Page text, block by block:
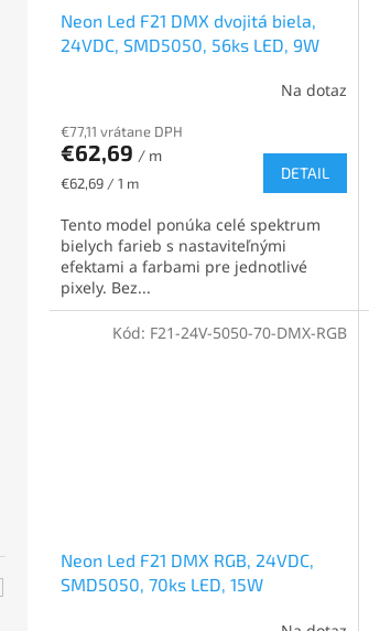
Neon Led F21 DMX dvojitá biela,
24VDC, SMD5050, 56ks LED, 9W
Na dotaz
€77,11 vrátane DPH
€62,69 / m
Jednotková
€62,69 / 1 m
DETAIL
Tento model ponúka celé spektrum
bielych farieb s nastaviteľnými
efektami a farbami pre jednotlivé
pixely. Bez...
Neon Led F21 DMX RGB, 24VDC,
SMD5050, 70ks LED, 15W
Kód: F21-24V-5050-70-DMX-RGB